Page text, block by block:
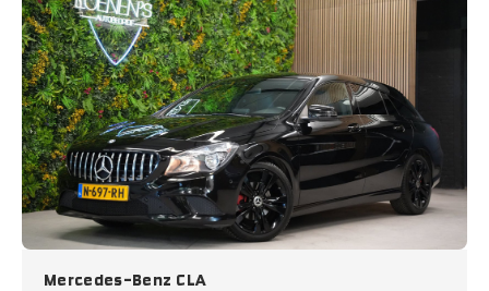
Mercedes-Benz CLA